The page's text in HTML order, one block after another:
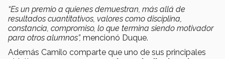
“Es un premio a quienes demuestran, más allá de
resultados cuantitativos, valores como disciplina,
constancia, compromiso, lo que termina siendo motivador
para otros alumnos”, mencionó Duque.
Además Camilo comparte que uno de sus principales